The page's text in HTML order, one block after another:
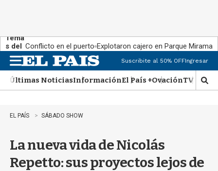
Tema
s del
día:
Conflicto en el puerto Explotaron cajero en Parque Miramar
n
u
Suscribite al 50% OFFIngresar
Últimas NoticiasInformaciónEl País +OvaciónTV Show
M
o
EL PAÍS SÁBADO SHOW
La nueva vida de Nicolás
Repetto: sus proyectos lejos de